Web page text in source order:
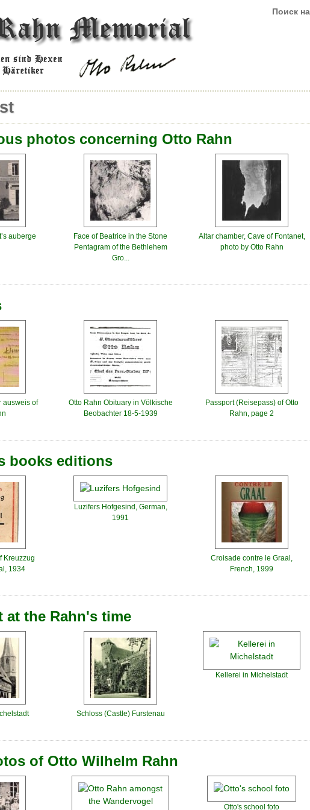
Поиск
photos concerning Otto Rahn
auberge
Face of Beatrice in the Stone
Pentagram of the Bethlehem
Gro...
Altar chamber, Cave of Fontanet,
photo by Otto Rahn
ausweis of
Otto Rahn Obituary in Völkische
Beobachter 18-5-1939
Passport (Reisepass) of Otto
Rahn, page 2
books editions
Kreuzzug
1934
Luzifers Hofgesind, German,
1991
Croisade contre le Graal,
French, 1999
at the Rahn's time
Schloss (Castle) Furstenau
Kellerei in Michelstadt
of Otto Wilhelm Rahn
Otto's school foto